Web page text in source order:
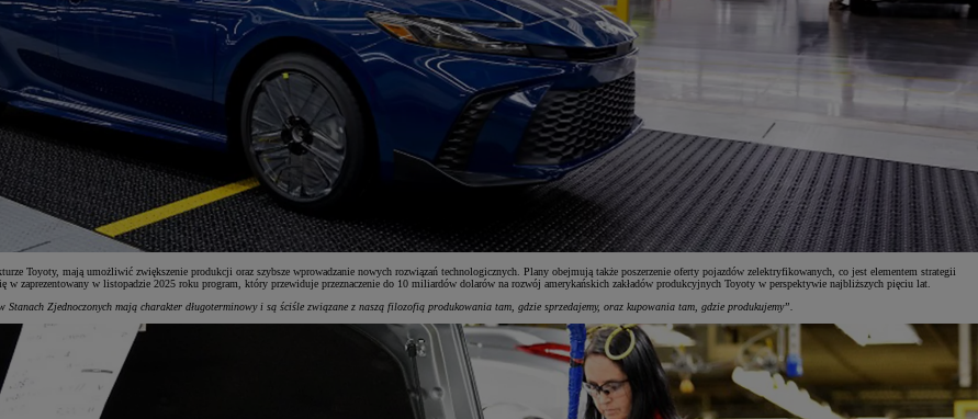
Toyoty, mają umożliwić zwiększenie produkcji oraz szybsze wprowadzanie nowych rozwiązań technologicznych. Plany obejmują także poszerzenie oferty pojazdów zelektryfikowanych, co jest elementem strategii
w zaprezentowany w listopadzie 2025 roku program, który przewiduje przeznaczenie do 10 miliardów dolarów na rozwój amerykańskich zakładów produkcyjnych Toyoty w perspektywie najbliższych pięciu lat.
w Stanach Zjednoczonych mają charakter długoterminowy i są ściśle związane z naszą filozofią produkowania tam, gdzie sprzedajemy, oraz kupowania tam, gdzie produkujemy”.